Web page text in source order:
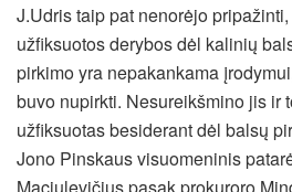
J.Udris taip pat nenorėjo
užfiksuotos derybos dėl kalinių
pirkimo yra nepakankama
buvo nupirkti. Nesureikšmino jis ir
užfiksuotas besiderant dėl balsų
Jono Pinskaus visuomeninis
Maciulevičius pasak prokuroro